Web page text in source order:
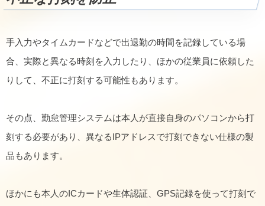
手入力やタイムカードなどで出退勤の時間を記録している場
合、実際と異なる時刻を入力したり、ほかの従業員に依頼した
りして、不正に打刻する可能性もあります。
その点、勤怠管理システムは本人が直接自身のパソコンから打
刻する必要があり、異なるIPアドレスで打刻できない仕様の製
品もあります。
ほかにも本人のICカードや生体認証、GPS記録を使って打刻で